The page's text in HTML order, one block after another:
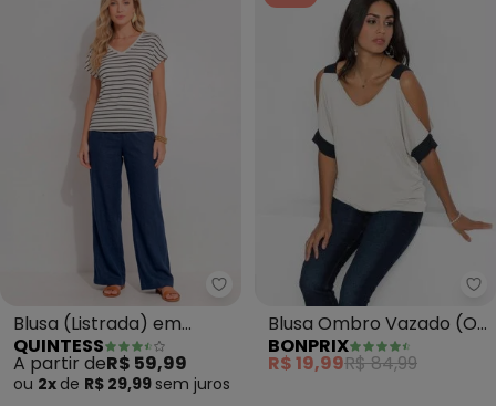
Quintess - Blusa (Listrada) em
Blusa (Listrada) em
Malha de Viscose
QUINTESS
A partir deR$ 59,99
ou 2x de R$ 29,99 sem juros
Blusa Ombro Vazado (Off
White/Preto)
BONPRIX
R$ 19,99R$ 84,99